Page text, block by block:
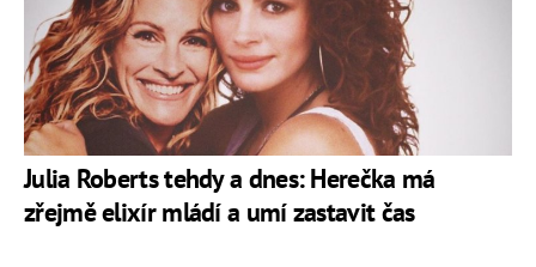
Julia Roberts tehdy a dnes: Herečka má
zřejmě elixír mládí a umí zastavit čas